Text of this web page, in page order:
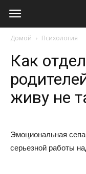
Виолайф
Домой Психология
Как
живу не
Эмоциональная
серьезной работы